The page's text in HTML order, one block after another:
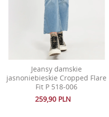
Jeansy damskie
jasnoniebieskie Cropped Flare
Fit P 518-006
259,90 PLN